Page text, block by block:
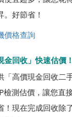
好節省！
價格查詢
金回收」快速估價！
「高價現金回收二
檢測估價，讓您直
！現在完成回收除